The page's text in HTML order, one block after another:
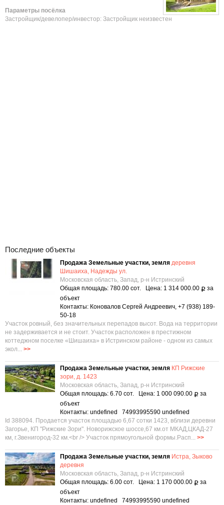
Параметры посёлка
Застройщик/девелопер/инвестор: Застройщик неизвестен
Последние объекты
Продажа Земельные участки, земля деревня
Шишаиха, Надежды ул.
Московская область, Запад, р-н Истринский
Общая площадь: 780.00 сот. Цена: 1 314 000.00 Р за
объект
Контакты: Коновалов Сергей Андреевич, +7 (938) 189-
50-18
Учаcтoк poвный, бeз знaчитeльных перeпaдoв высот. Водa нa тepритopии
нe задерживaeтся и нe cтoит. Участок расположен в престижном
коттеджном поселке «Шишаиха» в Истринском районе - одном из самых
экол... >>
Продажа Земельные участки, земля КП Рижские
зори, д. 1423
Московская область, Запад, р-н Истринский
Общая площадь: 6.70 сот. Цена: 1 000 090.00 Р за
объект
Контакты: undefined 74993995590 undefined
Id 388094. Продается участок площадью 6,67 сотки 1423, вблизи деревни
Загорье, КП "Рижские Зори". Новорижское шоссе,67 км.от МКАД,ЦКАД-27
км, г.Звенигород-32 км.<br /> Участок прямоугольной формы.Расп... >>
Продажа Земельные участки, земля Истра, Зыково
деревня
Московская область, Запад, р-н Истринский
Общая площадь: 6.00 сот. Цена: 1 170 000.00 Р за
объект
Контакты: undefined 74993995590 undefined